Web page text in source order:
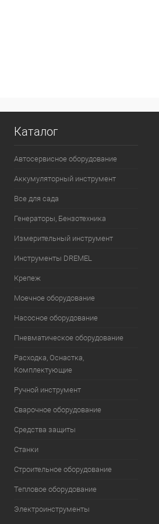
Каталог
Автосервисное оборудование
Аккумуляторный инструмент
Все для сада
Генераторы, Бензотехника
Измерительный инструмент
Инструменты DREMEL
Крепеж
Моечное оборудование
Насосное оборудование
Пневматическое оборудование
Расходка, Оснастка,
Комплектующие
Ручной инструмент
Сварочное оборудование
Средства защиты
Станки
Строительное оборудование
Тепловое оборудование
Электроинструменты